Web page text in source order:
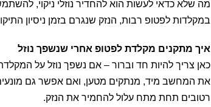
מה שלא כדאי לעשות הוא להחדיר נוזלי ניקוי,
במקלדות לפטופ רבות, הנזק שנגרם בזמן ניסיון
איך מתקנים מקלדת לפטופ אחרי שנשפך נוזל
כאן צריך להיות חד וברור – אם נשפך נוזל על
את המחשב מיד, מנתקים מטען, ואם אפשר גם
רטובים תחת מתח עלול להחמיר את הנזק.